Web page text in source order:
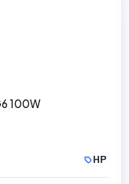
100W
HP